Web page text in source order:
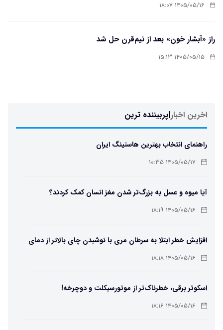
۱۴۰۵/۰۵/۱۶ ۱۸:۰۷
راز «آبشار خون» بعد از نیم‌قرن حل شد
۱۴۰۵/۰۵/۱۵ ۱۵:۱۳
اخرین اخبار|پربیننده ترین
راهنمای انتخاب بهترین هاستینگ ایران
۱۴۰۵/۰۵/۱۷ ۱۰:۳۵
آیا میوه و عسل به بزرگ‌تر شدن مغز انسان کمک کردند؟
۱۴۰۵/۰۵/۱۶ ۱۸:۱۹
افزایش خطر ابتلا به سرطان مری با نوشیدن چای بالاتر از دمای
۶۵ درجه ۱۴۰۵/۰۵/۱۶ ۱۸:۱۸
اسکوتر برقی، خطرناک‌تر از موتورسیکلت و دوچرخه!
۱۴۰۵/۰۵/۱۶ ۱۸:۱۶